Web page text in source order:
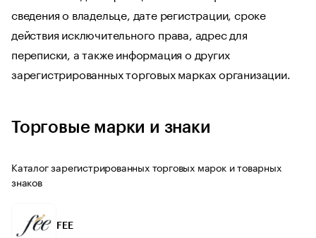
сведения о владельце, дате регистрации, сроке
действия исключительного права, адрес для
переписки, а также информация о других
зарегистрированных торговых марках организации.
Торговые марки и знаки
Каталог зарегистрированных торговых марок и товарных
знаков
FEE